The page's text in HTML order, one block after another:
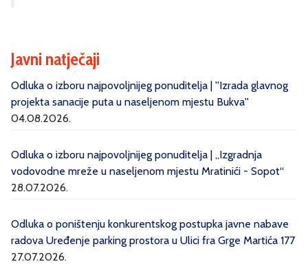
Javni natječaji
Odluka o izboru najpovoljnijeg ponuditelja | ''Izrada glavnog
projekta sanacije puta u naseljenom mjestu Bukva''
04.08.2026.
Odluka o izboru najpovoljnijeg ponuditelja | „Izgradnja
vodovodne mreže u naseljenom mjestu Mratinići - Sopot“
28.07.2026.
Odluka o poništenju konkurentskog postupka javne nabave
radova Uređenje parking prostora u Ulici fra Grge Martića 177
27.07.2026.